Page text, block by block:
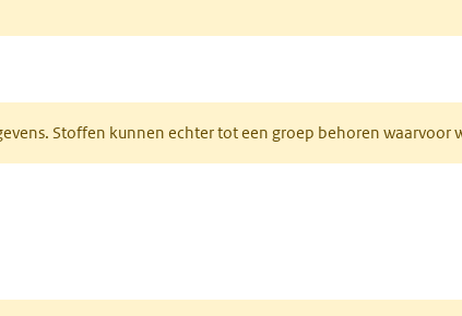
Stoffen kunnen echter tot een groep behoren waarvoor